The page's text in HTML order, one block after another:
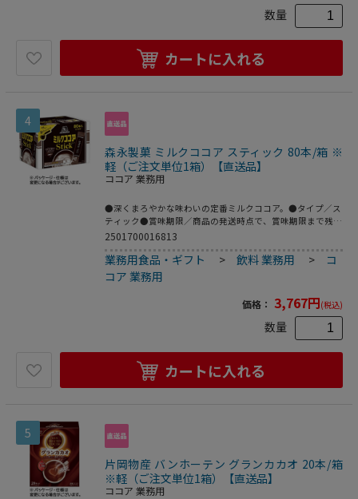
数量
カートに入れる
4
森永製菓 ミルクココア スティック 80本/箱 ※
軽（ご注文単位1箱）【直送品】
ココア 業務用
●深くまろやかな味わいの定番ミルクココア。●タイプ／ス
ティック●賞味期限／商品の発送時点で、賞味期限まで残り
180日以上の商品をお届けします。●1箱=80本※メーカー都
がございます。●大容量80本入スティックタイプ！
2501700016813
業務用食品・ギフト >飲料 業務用 > コ
コア 業務用
価格： 3,767円(税込)
数量
カートに入れる
5
片岡物産 バンホーテン グランカカオ 20本/箱
※軽（ご注文単位1箱）【直送品】
ココア 業務用